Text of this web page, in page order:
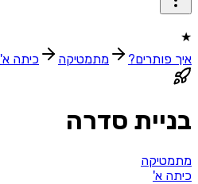
★
איך פותרים?
מתמטיקה כיתה א'
בניית סדרה
מתמטיקה
כיתה א'